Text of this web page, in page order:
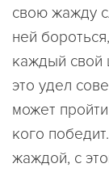
свою жажду
ней
каждый свой
это удел
может
кого
жаждой, с